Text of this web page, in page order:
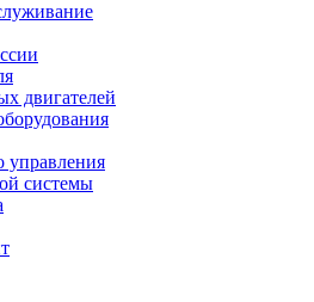
двигателей
управления
системы